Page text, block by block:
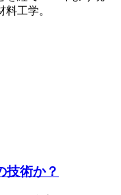
工学。
技術か？